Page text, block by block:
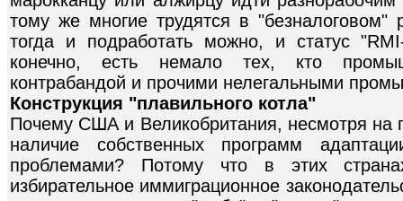
тому же многие трудятся в
тогда и подработать можно, и статус
конечно, есть немало тех, кто
контрабандой и прочими нелегальными
Конструкция "плавильного котла"
Почему США и Великобритания, несмотря на
наличие собственных программ
проблемами? Потому что в этих
избирательное иммиграционное